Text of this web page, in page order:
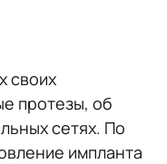
своих
протезы, об
сетях. По
импланта